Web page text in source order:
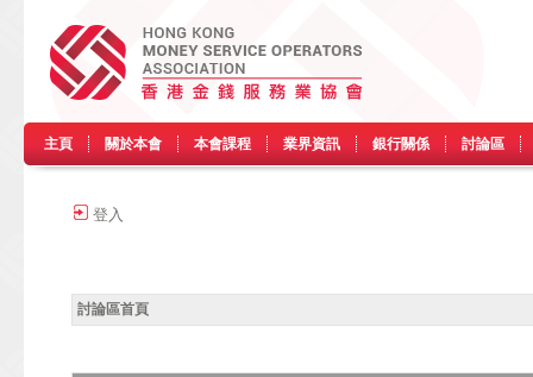
主頁 關於本會 本會課程 業界資訊 銀行關係 討論區
登入
討論區首頁